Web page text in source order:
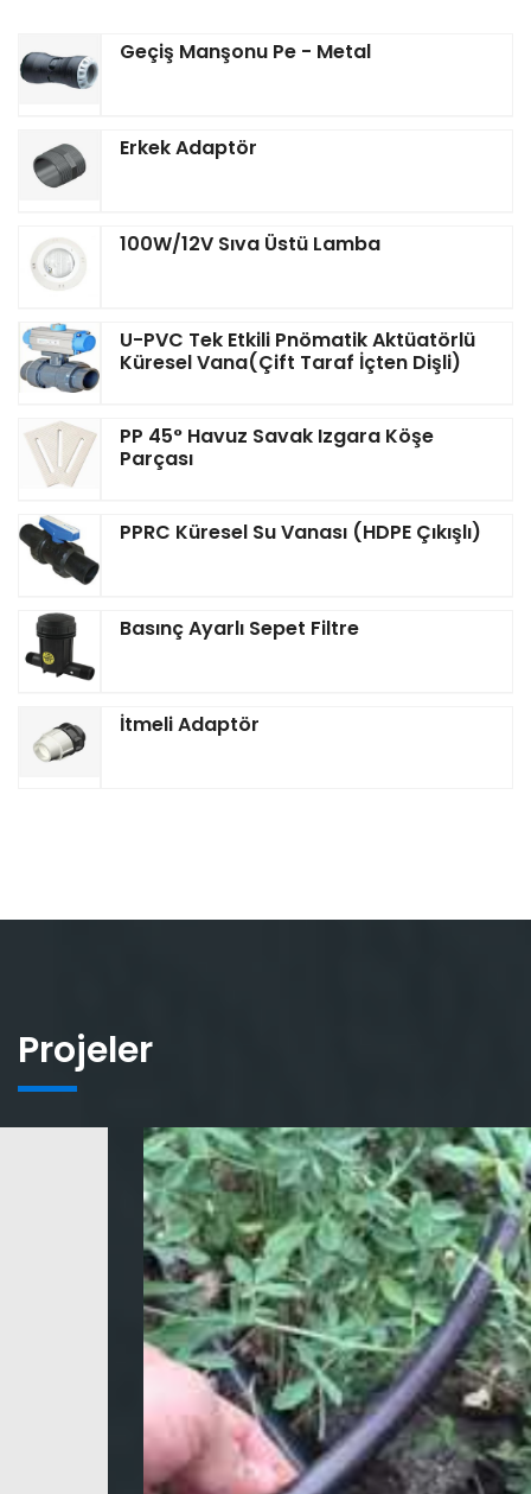
Geçiş Manşonu Pe - Metal
Erkek Adaptör
100W/12V Sıva Üstü Lamba
U-PVC Tek Etkili Pnömatik Aktüatörlü
Küresel Vana(Çift Taraf İçten Dişli)
PP 45° Havuz Savak Izgara Köşe
Parçası
PPRC Küresel Su Vanası (HDPE Çıkışlı)
Basınç Ayarlı Sepet Filtre
İtmeli Adaptör
Projeler